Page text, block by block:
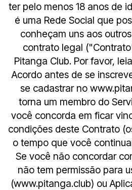
ter pelo menos 18 anos de
é uma Rede Social que
conheçam uns aos
contrato legal
Pitanga Club. Por favor,
Acordo antes de se
se cadastrar no
torna um membro do
você concorda em ficar
condições deste Contrato
o tempo que você
Se você não concordar
não tem permissão para
(www.pitanga.club) ou